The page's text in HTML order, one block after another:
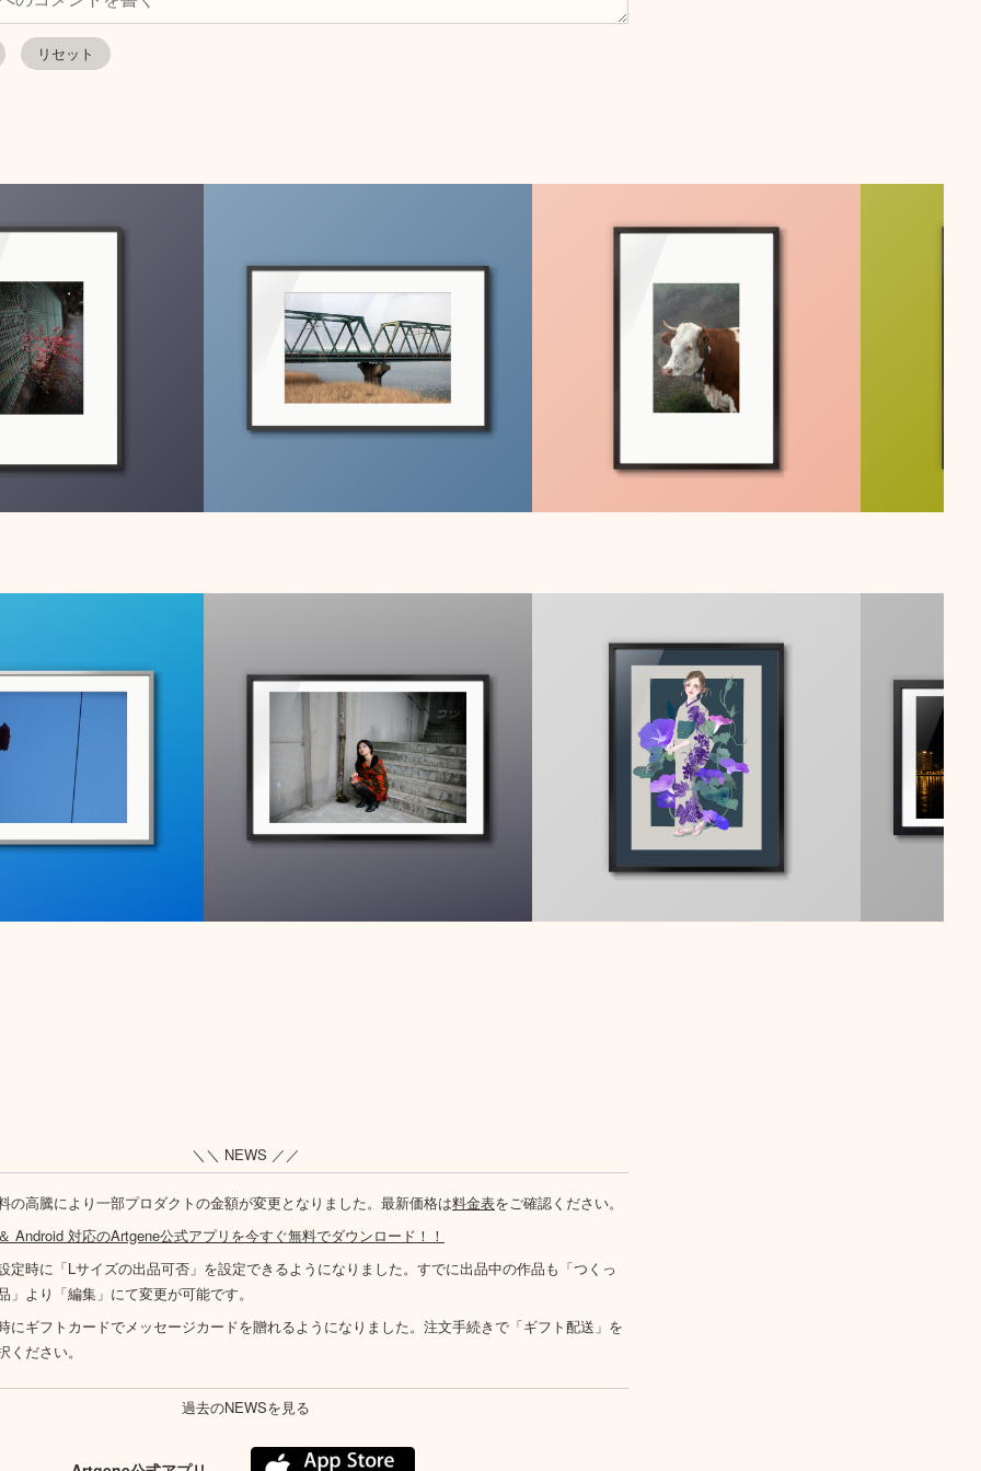
＼＼ NEWS ／／
の高騰により一部プロダクトの金額が変更となりました。最新価格は料金表をご確認ください。
Android 対応のArtgene公式アプリを今すぐ無料でダウンロード！！
定時に「Lサイズの出品可否」を設定できるようになりました。すでに出品中の作品も「つくっ
」より「編集」にて変更が可能です。
にギフトカードでメッセージカードを贈れるようになりました。注文手続きで「ギフト配送」を
ください。
過去のNEWSを見る